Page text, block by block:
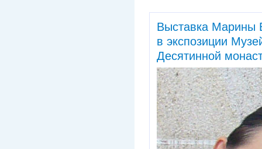
Выставка Марины
в экспозиции
Десятинной